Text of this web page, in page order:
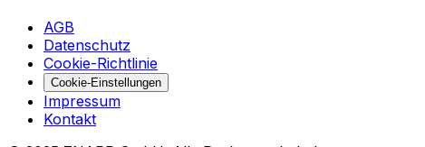
AGB
Datenschutz
Cookie-Richtlinie
Cookie-Einstellungen
Impressum
Kontakt